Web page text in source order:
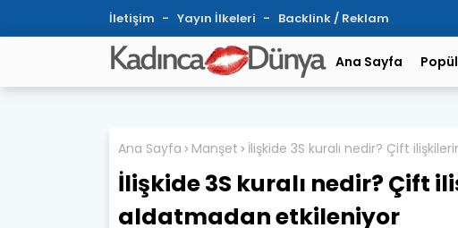
İletişim Yayın İlkeleri Backlink / Reklam
Ana Sayfa
Ana Sayfa Manşet İlişkide 3S kuralı nedir? Çift
İlişkide 3S kuralı nedir? Çift
aldatmadan etkileniyor